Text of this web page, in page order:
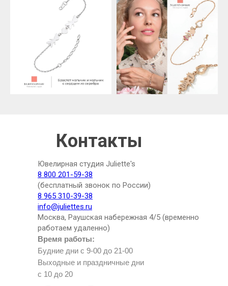
Время работы:
Будние дни с 9-00 до 21-00
Выходные и праздничные дни
с 10 до 20
Ювелирная студия Juliette's
8 800 201-59-38
(бесплатный звонок по России)
8 965 310-39-38
info@juliettes.ru
Москва, Раушская набережная 4/5 (временно
работаем удаленно)
Контакты